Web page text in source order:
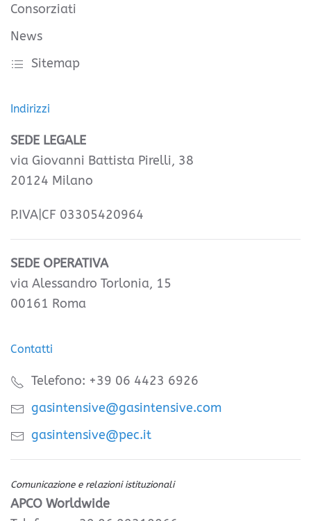
Consorziati
News
Sitemap
Indirizzi
SEDE LEGALE
via Giovanni Battista Pirelli, 38
20124 Milano
P.IVA|CF 03305420964
SEDE OPERATIVA
via Alessandro Torlonia, 15
00161 Roma
Contatti
Telefono: +39 06 4423 6926
gasintensive@gasintensive.com
gasintensive@pec.it
Comunicazione e relazioni istituzionali
APCO Worldwide